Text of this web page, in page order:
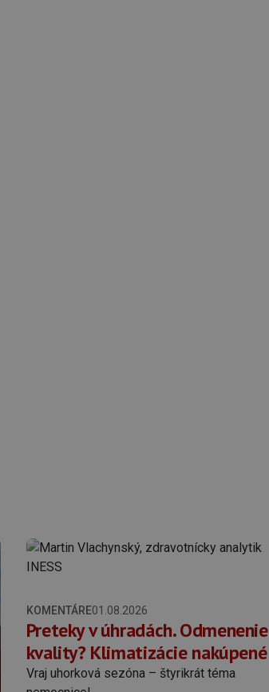
KOMENTÁRE01.08.2026
Preteky v úhradách. Odmenenie
kvality? Klimatizácie nakúpené
Vraj uhorková sezóna – štyrikrát téma